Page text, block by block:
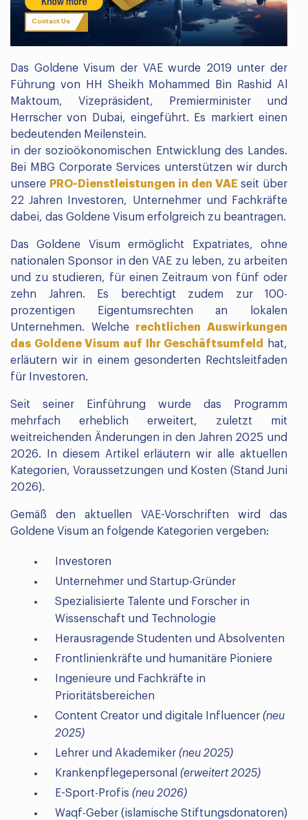
Contact Us
Das Goldene Visum der VAE wurde 2019 unter der
Führung von HH Sheikh Mohammed Bin Rashid Al
Maktoum, Vizepräsident, Premierminister und
Herrscher von Dubai, eingeführt. Es markiert einen
bedeutenden Meilenstein.
in der sozioökonomischen Entwicklung des Landes.
Bei MBG Corporate Services unterstützen wir durch
unsere PRO-Dienstleistungen in den VAE seit über
22 Jahren Investoren, Unternehmer und Fachkräfte
dabei, das Goldene Visum erfolgreich zu beantragen.
Das Goldene Visum ermöglicht Expatriates, ohne
nationalen Sponsor in den VAE zu leben, zu arbeiten
und zu studieren, für einen Zeitraum von fünf oder
zehn Jahren. Es berechtigt zudem zur 100-
prozentigen Eigentumsrechten an lokalen
Unternehmen. Welche rechtlichen Auswirkungen
das Goldene Visum auf Ihr Geschäftsumfeld
hat,
erläutern wir in einem gesonderten Rechtsleitfaden
für Investoren.
Seit seiner Einführung wurde das Programm
mehrfach erheblich erweitert, zuletzt mit
weitreichenden Änderungen in den Jahren 2025 und
2026. In diesem Artikel erläutern wir alle aktuellen
Kategorien, Voraussetzungen und Kosten (Stand Juni
2026).
Gemäß den aktuellen VAE-Vorschriften wird das
Goldene Visum an folgende Kategorien vergeben:
Investoren
Unternehmer und Startup-Gründer
Spezialisierte Talente und Forscher in
Wissenschaft und Technologie
Herausragende Studenten und Absolventen
Frontlinienkräfte und humanitäre Pioniere
Ingenieure und Fachkräfte in
Prioritätsbereichen
Content Creator und digitale Influencer (neu
2025)
Lehrer und Akademiker (neu 2025)
Krankenpflegepersonal (erweitert 2025)
E-Sport-Profis (neu 2026)
Waqf-Geber (islamische Stiftungsdonatoren)